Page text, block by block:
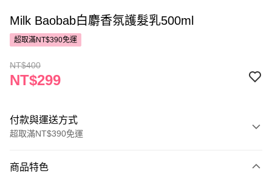
Milk Baobab白麝香氛護髮乳500ml
超取滿NT$390免運
NT$400
NT$299
付款與運送方式
超取滿NT$390免運
商品特色